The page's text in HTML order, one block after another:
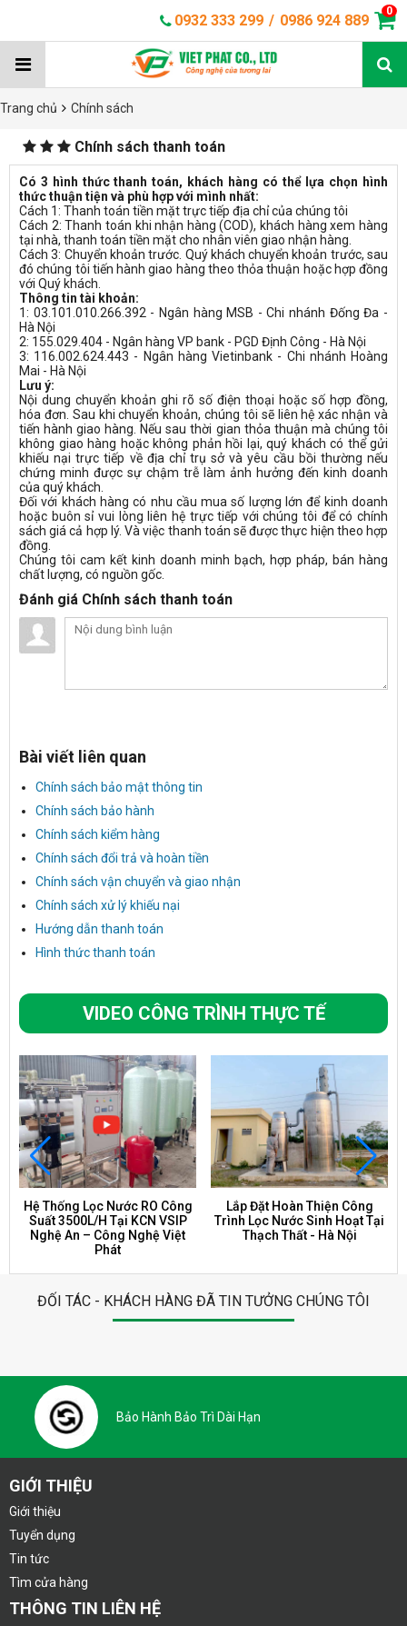
0932 333 299 / 0986 924 889
0
Trang chủ Chính sách
Chính sách thanh toán
Có 3 hình thức thanh toán, khách hàng có thể lựa chọn hình
thức thuận tiện và phù hợp với mình nhất:
Cách 1: Thanh toán tiền mặt trực tiếp địa chỉ của chúng tôi
Cách 2: Thanh toán khi nhận hàng (COD), khách hàng xem hàng
tại nhà, thanh toán tiền mặt cho nhân viên giao nhận hàng.
Cách 3: Chuyển khoản trước. Quý khách chuyển khoản trước, sau
đó chúng tôi tiến hành giao hàng theo thỏa thuận hoặc hợp đồng
với Quý khách.
Thông tin tài khoản:
1: 03.101.010.266.392 - Ngân hàng MSB - Chi nhánh Đống Đa -
Hà Nội
2: 155.029.404 - Ngân hàng VP bank - PGD Định Công - Hà Nội
3: 116.002.624.443 - Ngân hàng Vietinbank - Chi nhánh Hoàng
Mai - Hà Nội
Lưu ý:
Nội dung chuyển khoản ghi rõ số điện thoại hoặc số hợp đồng,
hóa đơn. Sau khi chuyển khoản, chúng tôi sẽ liên hệ xác nhận và
tiến hành giao hàng. Nếu sau thời gian thỏa thuận mà chúng tôi
không giao hàng hoặc không phản hồi lại, quý khách có thể gửi
khiếu nại trực tiếp về địa chỉ trụ sở và yêu cầu bồi thường nếu
chứng minh được sự chậm trễ làm ảnh hưởng đến kinh doanh
của quý khách.
Đối với khách hàng có nhu cầu mua số lượng lớn để kinh doanh
hoặc buôn sỉ vui lòng liên hệ trực tiếp với chúng tôi để có chính
sách giá cả hợp lý. Và việc thanh toán sẽ được thực hiện theo hợp
đồng.
Chúng tôi cam kết kinh doanh minh bạch, hợp pháp, bán hàng
chất lượng, có nguồn gốc.
Đánh giá Chính sách thanh toán
Bài viết liên quan
Chính sách bảo mật thông tin
Chính sách bảo hành
Chính sách kiểm hàng
Chính sách đổi trả và hoàn tiền
Chính sách vận chuyển và giao nhận
Chính sách xử lý khiếu nại
Hướng dẫn thanh toán
Hình thức thanh toán
VIDEO CÔNG TRÌNH THỰC TẾ
Hệ Thống Lọc Nước RO Công
Suất 3500L/H Tại KCN VSIP
Nghệ An – Công Nghệ Việt
Phát
Lắp Đặt Hoàn Thiện Công
Trình Lọc Nước Sinh Hoạt Tại
Thạch Thất - Hà Nội
ĐỐI TÁC - KHÁCH HÀNG ĐÃ TIN TƯỞNG CHÚNG TÔI
Bảo Hành Bảo Trì Dài Hạn
GIỚI THIỆU
Giới thiệu
Tuyển dụng
Tin tức
Tìm cửa hàng
THÔNG TIN LIÊN HỆ